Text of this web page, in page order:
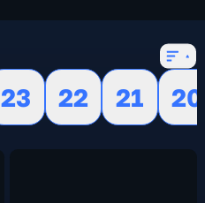
23 22 21
20